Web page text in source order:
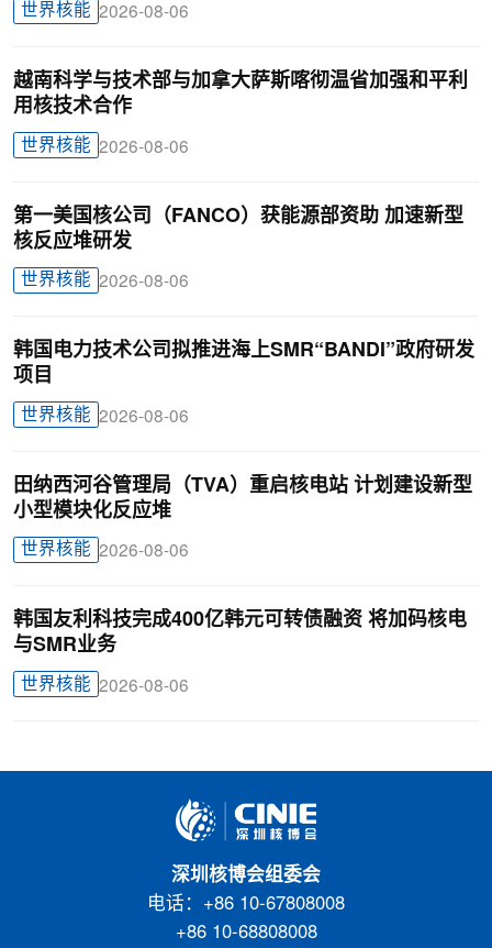
世界核能 2026-08-06
越南科学与技术部与加拿大萨斯喀彻温省加强和平利
用核技术合作
世界核能 2026-08-06
第一美国核公司（FANCO）获能源部资助 加速新型
核反应堆研发
世界核能 2026-08-06
韩国电力技术公司拟推进海上SMR“BANDI”政府研发
项目
世界核能 2026-08-06
田纳西河谷管理局（TVA）重启核电站 计划建设新型
小型模块化反应堆
世界核能 2026-08-06
韩国友利科技完成400亿韩元可转债融资 将加码核电
与SMR业务
世界核能 2026-08-06
深圳核博会组委会
电话：+86 10-67808008
+86 10-68808008